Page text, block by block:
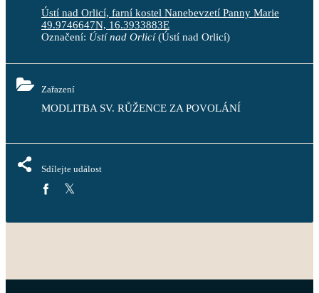
Ústí nad Orlicí, farní kostel Nanebevzetí Panny Marie
49.9746647N, 16.3933883E
Označení: Ústí nad Orlicí(Ústí nad Orlicí)
Zařazení
MODLITBA SV. RŮŽENCE ZA POVOLÁNÍ
Sdílejte událost